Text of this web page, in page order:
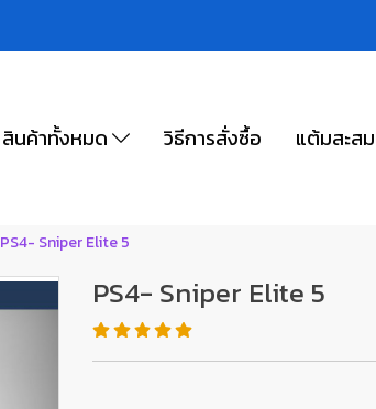
สินค้าทั้งหมด วิธีการสั่งซื้อ แต้มสะส
PS4- Sniper Elite 5
PS4- Sniper Elite 5